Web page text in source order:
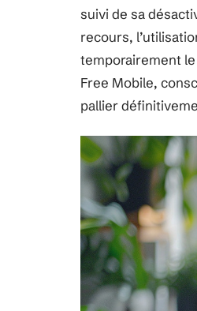
suivi de sa
recours,
temporairement
Free Mobile,
pallier